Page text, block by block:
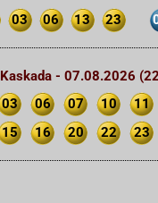
03 06 13 23
Kaskada - 07.08.2026
03
06 07 10 11
15
16 20 22 23